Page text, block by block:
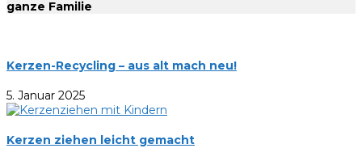
ganze Familie
Kerzen-Recycling – aus alt mach neu!
5. Januar 2025
Kerzen ziehen leicht gemacht